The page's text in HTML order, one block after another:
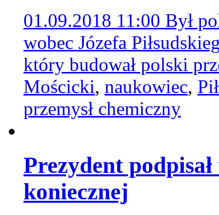
01.09.2018 11:00 Był
wobec Józefa
który budował polski
Mościcki, naukowiec,
przemysł chemiczny
Prezydent
koniecznej